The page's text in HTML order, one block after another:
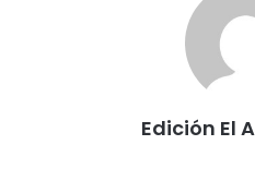
Edición El